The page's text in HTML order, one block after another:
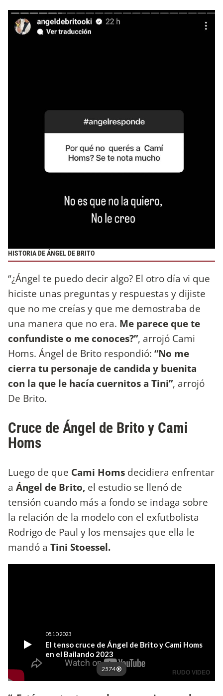
HISTORIA DE ÁNGEL DE BRITO
“¿Ángel te puedo decir algo? El otro día vi que
hiciste unas preguntas y respuestas y dijiste
que no me creías y que me demostraba de
una manera que no era. Me parece que te
confundiste o me conoces?”, arrojó Cami
Homs. Ángel de Brito respondió: “No me
cierra tu personaje de candida y buenita
con la que le hacía cuernitos a Tini”, arrojó
De Brito.
Cruce de Ángel de Brito y Cami
Homs
Luego de que Cami Homs decidiera enfrentar
a Ángel de Brito, el estudio se llenó de
tensión cuando más a fondo se indaga sobre
la relación de la modelo con el exfutbolista
Rodrigo de Paul y los mensajes que ella le
mandó a Tini Stoessel.